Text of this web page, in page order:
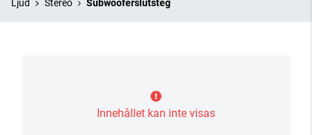
Ljud Stereo Subwooferslutsteg
Innehållet kan inte visas